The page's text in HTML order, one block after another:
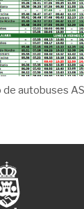
de autobuses